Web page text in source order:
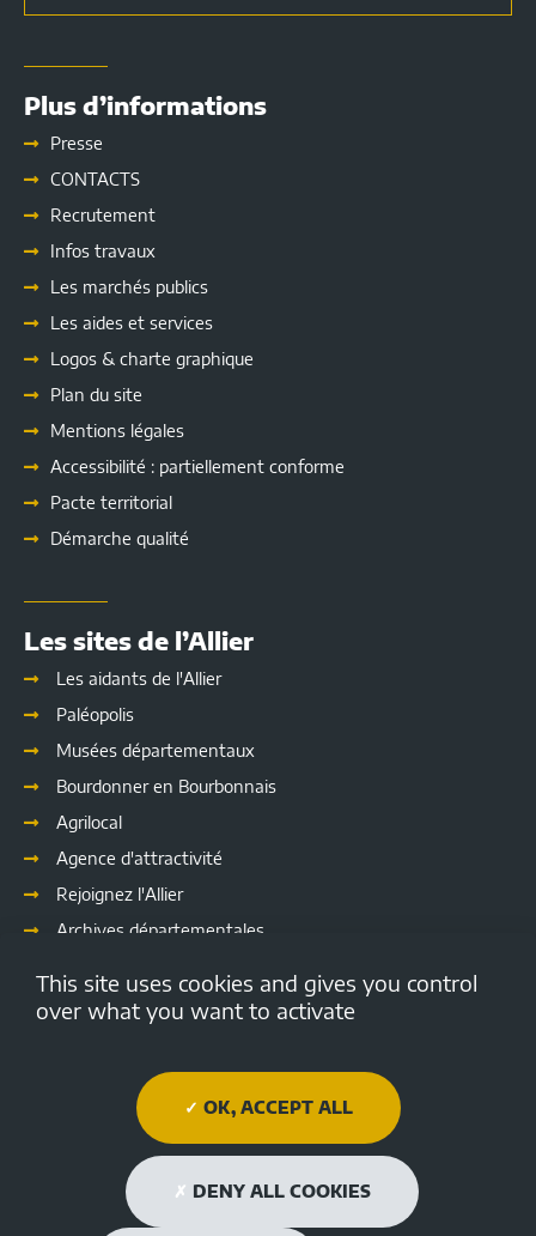
Plus d’informations
Presse
CONTACTS
Recrutement
Infos travaux
Les marchés publics
Les aides et services
Logos & charte graphique
Plan du site
Mentions légales
Accessibilité : partiellement conforme
Pacte territorial
Démarche qualité
Les sites de l’Allier
Les aidants de l'Allier
Paléopolis
Musées départementaux
Bourdonner en Bourbonnais
Agrilocal
Agence d'attractivité
Rejoignez l'Allier
Archives départementales
Culture
Open data de l'Allier
Médiathèque Départementale de l'Allier
Allier tourisme
This site uses cookies and gives you control
over what you want to activate
OK, ACCEPT ALL
DENY ALL COOKIES